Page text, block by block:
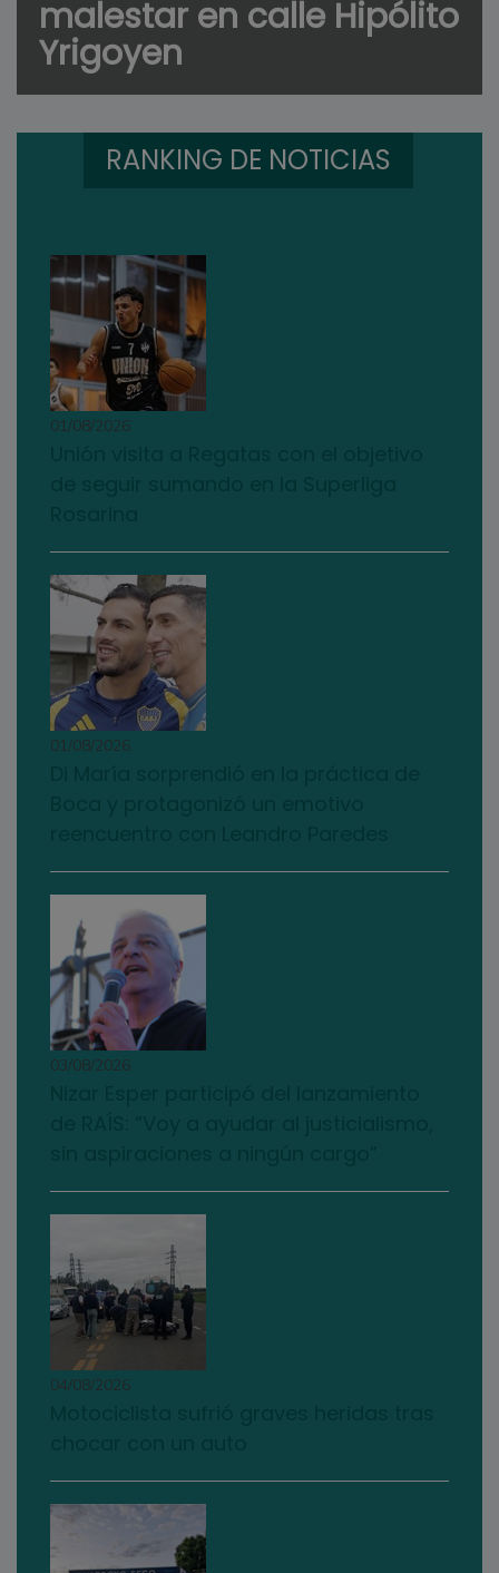
malestar en calle Hipólito
Yrigoyen
RANKING DE NOTICIAS
01/08/2026
01/08/2026
03/08/2026
04/08/2026